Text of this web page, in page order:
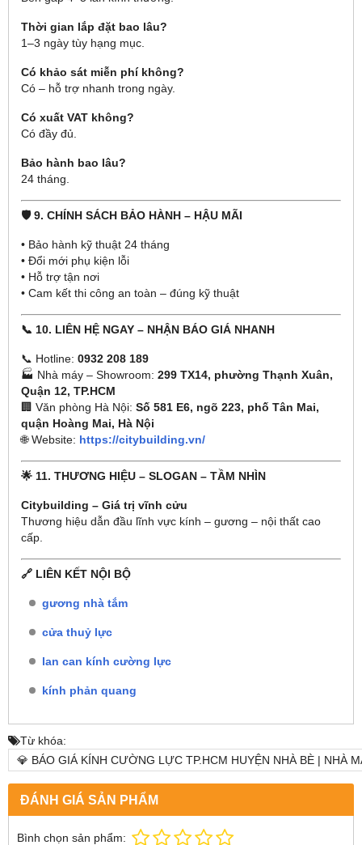
Thời gian lắp đặt bao lâu?
1–3 ngày tùy hạng mục.
Có khảo sát miễn phí không?
Có – hỗ trợ nhanh trong ngày.
Có xuất VAT không?
Có đầy đủ.
Bảo hành bao lâu?
24 tháng.
🛡 9. CHÍNH SÁCH BẢO HÀNH – HẬU MÃI
• Bảo hành kỹ thuật 24 tháng
• Đổi mới phụ kiện lỗi
• Hỗ trợ tận nơi
• Cam kết thi công an toàn – đúng kỹ thuật
📞 10. LIÊN HỆ NGAY – NHẬN BÁO GIÁ NHANH
📞 Hotline: 0932 208 189
🏭 Nhà máy – Showroom: 299 TX14, phường Thạnh Xuân,
Quận 12, TP.HCM
🏢 Văn phòng Hà Nội: Số 581 E6, ngõ 223, phố Tân Mai,
quận Hoàng Mai, Hà Nội
🌐 Website: https://citybuilding.vn/
🌟 11. THƯƠNG HIỆU – SLOGAN – TẦM NHÌN
Citybuilding – Giá trị vĩnh cửu
Thương hiệu dẫn đầu lĩnh vực kính – gương – nội thất cao
cấp.
🔗 LIÊN KẾT NỘI BỘ
gương nhà tắm
cửa thuỷ lực
lan can kính cường lực
kính phản quang
Từ khóa:
💎 BÁO GIÁ KÍNH CƯỜNG LỰC TP.HCM HUYỆN NHÀ BÈ | NHÀ
ĐÁNH GIÁ SẢN PHẨM
Bình chọn sản phẩm: